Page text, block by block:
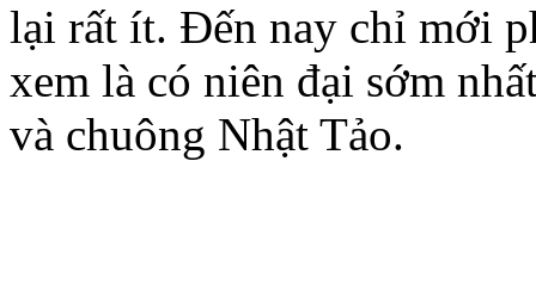
lại rất ít. Đến nay chỉ mới
xem là có niên đại sớm
và chuông Nhật Tảo.